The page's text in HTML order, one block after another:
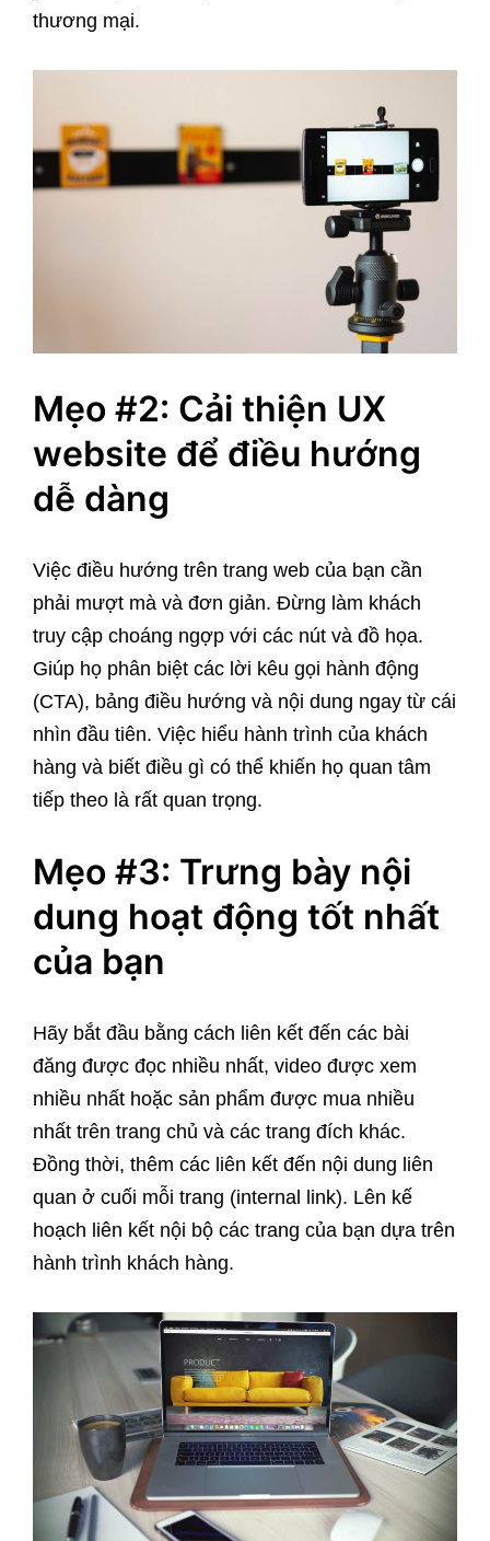
thương mại.
Mẹo #2: Cải thiện UX
website để điều hướng
dễ dàng
Việc điều hướng trên trang web của bạn cần
phải mượt mà và đơn giản. Đừng làm khách
truy cập choáng ngợp với các nút và đồ họa.
Giúp họ phân biệt các lời kêu gọi hành động
(CTA), bảng điều hướng và nội dung ngay từ cái
nhìn đầu tiên. Việc hiểu hành trình của khách
hàng và biết điều gì có thể khiến họ quan tâm
tiếp theo là rất quan trọng.
Mẹo #3: Trưng bày nội
dung hoạt động tốt nhất
của bạn
Hãy bắt đầu bằng cách liên kết đến các bài
đăng được đọc nhiều nhất, video được xem
nhiều nhất hoặc sản phẩm được mua nhiều
nhất trên trang chủ và các trang đích khác.
Đồng thời, thêm các liên kết đến nội dung liên
quan ở cuối mỗi trang (internal link). Lên kế
hoạch liên kết nội bộ các trang của bạn dựa trên
hành trình khách hàng.